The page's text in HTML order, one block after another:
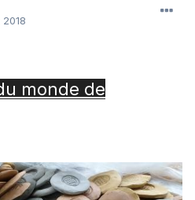
monde de